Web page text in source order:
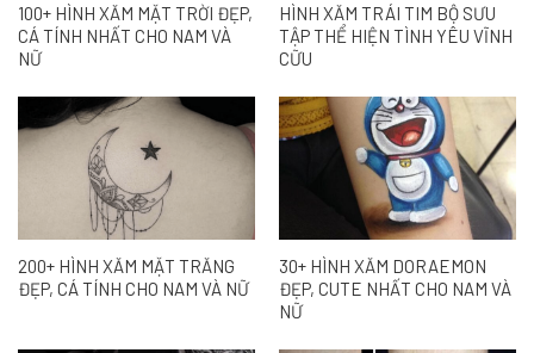
100+ HÌNH XĂM MẶT TRỜI ĐẸP,
CÁ TÍNH NHẤT CHO NAM VÀ
NỮ
HÌNH XĂM TRÁI TIM BỘ SƯU
TẬP THỂ HIỆN TÌNH YÊU VĨNH
CỮU
200+ HÌNH XĂM MẶT TRĂNG
ĐẸP, CÁ TÍNH CHO NAM VÀ NỮ
30+ HÌNH XĂM DORAEMON
ĐẸP, CUTE NHẤT CHO NAM VÀ
NỮ